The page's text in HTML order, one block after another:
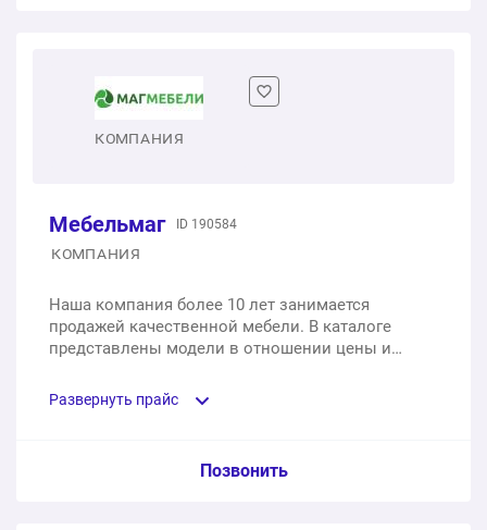
265 530 ₽
1 шт.
КОМПАНИЯ
Мебельмаг
ID 190584
КОМПАНИЯ
Наша компания более 10 лет занимается
продажей качественной мебели. В каталоге
представлены модели в отношении цены и
Развернуть прайс
Услуга из прайс-листа / Ед. изм. / Цена
Позвонить